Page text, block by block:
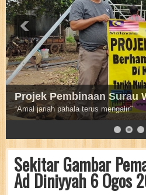
Projek Wakaf Air di
“Sesungguhnya Orang Islam itu
Sekitar Gambar
Ad Diniyyah 6 Ogos